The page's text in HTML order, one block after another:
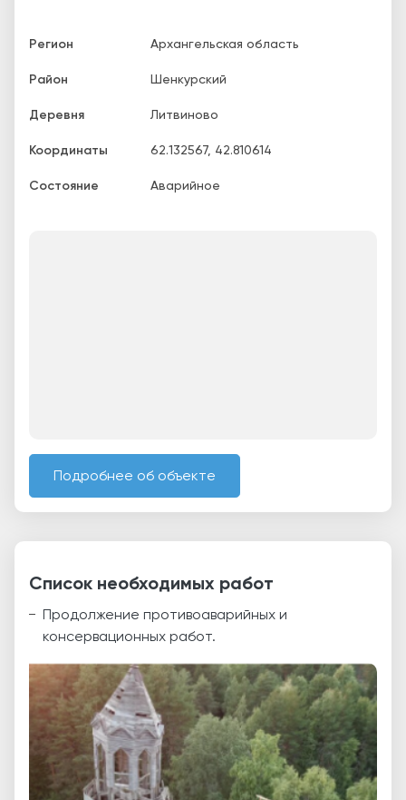
Регион Архангельская область
Район Шенкурский
Деревня Литвиново
Координаты 62.132567, 42.810614
Состояние Аварийное
Подробнее об объекте
Список необходимых работ
Продолжение противоаварийных и
консервационных работ.